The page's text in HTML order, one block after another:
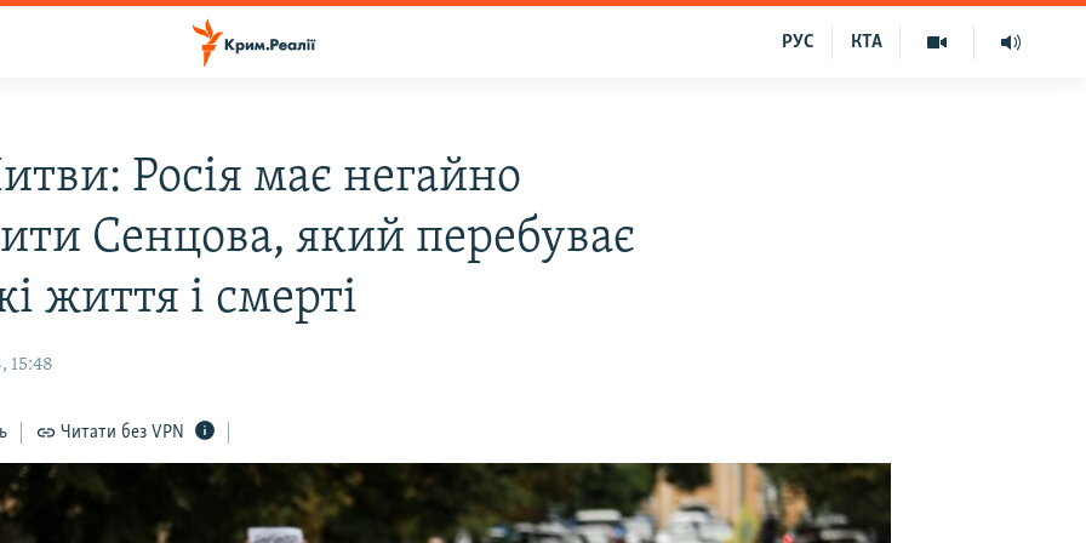
КТА
РУС
Росія має негайно
Сенцова, який перебуває
життя і смерті
15:48
Читати без VPN